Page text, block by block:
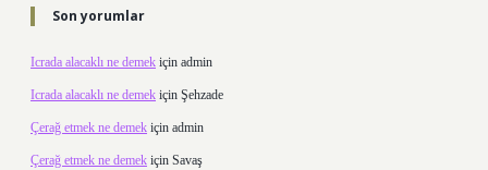
Son yorumlar
Icrada alacaklı ne demek için admin
Icrada alacaklı ne demek için Şehzade
Çerağ etmek ne demek için admin
Çerağ etmek ne demek için Savaş